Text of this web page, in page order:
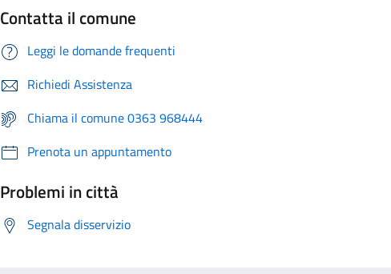
Contatta il comune
Leggi le domande frequenti
Richiedi Assistenza
Chiama il comune 0363 968444
Prenota un appuntamento
Problemi in città
Segnala disservizio